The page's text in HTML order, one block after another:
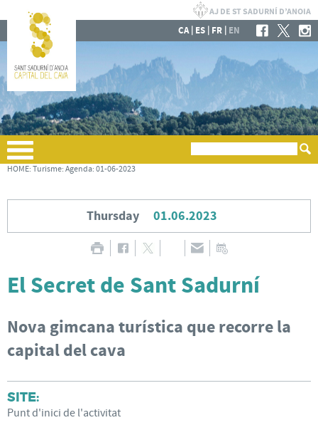
CA| ES | FR | EN
HOME: Turisme: Agenda: 01-06-2023
Thursday 01.06.2023
El Secret de Sant Sadurní
Nova gimcana turística que recorre la
capital del cava
SITE:
Punt d'inici de l'activitat